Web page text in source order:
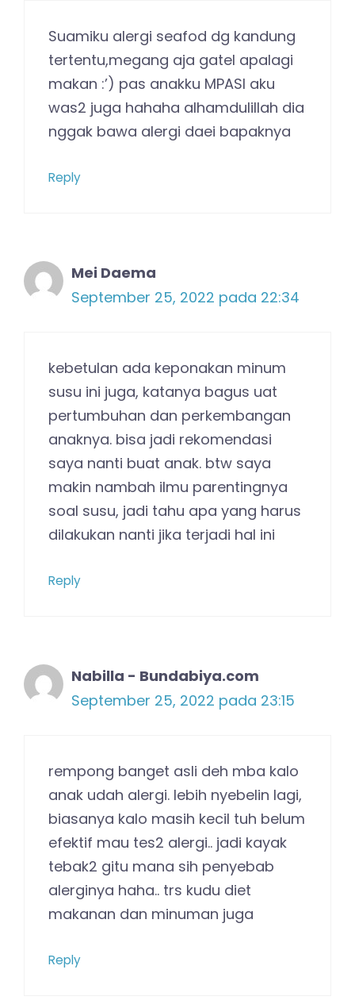
Suamiku alergi seafod dg kandung
tertentu,megang aja gatel apalagi
makan :’) pas anakku MPASI aku
was2 juga hahaha alhamdulillah dia
nggak bawa alergi daei bapaknya
Reply
Mei Daema
September 25, 2022 pada 22:34
kebetulan ada keponakan minum
susu ini juga, katanya bagus uat
pertumbuhan dan perkembangan
anaknya. bisa jadi rekomendasi
saya nanti buat anak. btw saya
makin nambah ilmu parentingnya
soal susu, jadi tahu apa yang harus
dilakukan nanti jika terjadi hal ini
Reply
Nabilla - Bundabiya.com
September 25, 2022 pada 23:15
rempong banget asli deh mba kalo
anak udah alergi. lebih nyebelin lagi,
biasanya kalo masih kecil tuh belum
efektif mau tes2 alergi.. jadi kayak
tebak2 gitu mana sih penyebab
alerginya haha.. trs kudu diet
makanan dan minuman juga
Reply